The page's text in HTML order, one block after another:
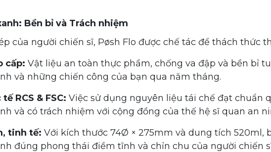
Bền bỉ và Trách nhiệm
của người chiến sĩ, Pøsh Flo được chế tác để thách thức
cấp: Vật liệu an toàn thực phẩm, chống va đập và bền bỉ
và những chiến công của bạn qua năm tháng.
RCS & FSC: Việc sử dụng nguyên liệu tái chế đạt chuẩn
và có trách nhiệm với cộng đồng của thế hệ sĩ quan an
tinh tế: Với kích thước 74Ø × 275mm và dung tích 520ml,
đúng phong thái điềm tĩnh và chỉn chu của người chiến